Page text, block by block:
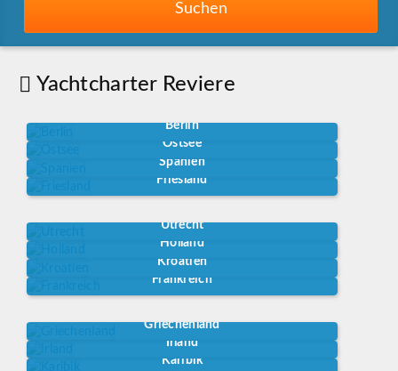
Suchen
Yachtcharter Reviere
Berlin
Ostsee
Spanien
Friesland
Utrecht
Holland
Kroatien
Frankreich
Griechenland
Irland
Karibik